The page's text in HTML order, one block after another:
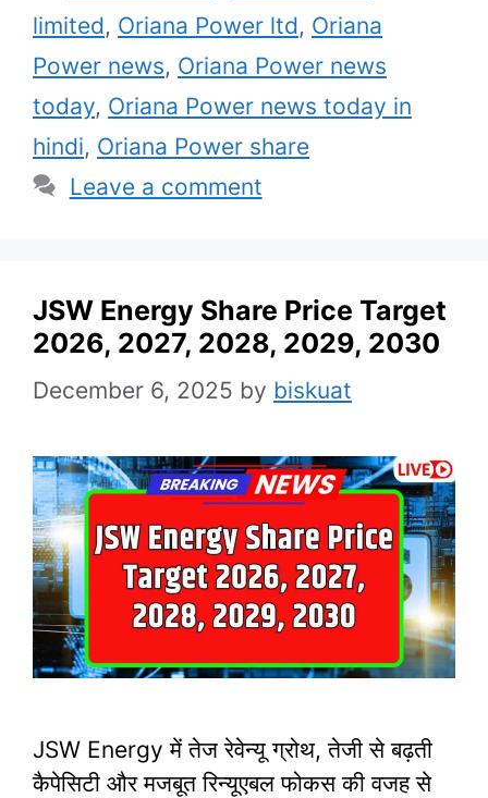
limited, Oriana Power ltd, Oriana
Power news, Oriana Power news
today, Oriana Power news today in
hindi, Oriana Power share
Leave a comment
JSW Energy Share Price Target
2026, 2027, 2028, 2029, 2030
December 6, 2025 by biskuat
JSW Energy में तेज रेवेन्यू ग्रोथ, तेजी से बढ़ती
कैपेसिटी और मजबूत रिन्यूएबल फोकस की वजह से